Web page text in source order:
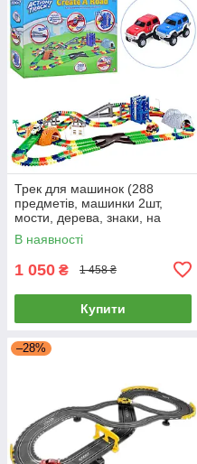
Трек для машинок (288
предметів, машинки 2шт,
мости, дерева, знаки, на
батарейці) CF1108
В наявності
1 050 ₴ 1 458 ₴
Купити
–28%